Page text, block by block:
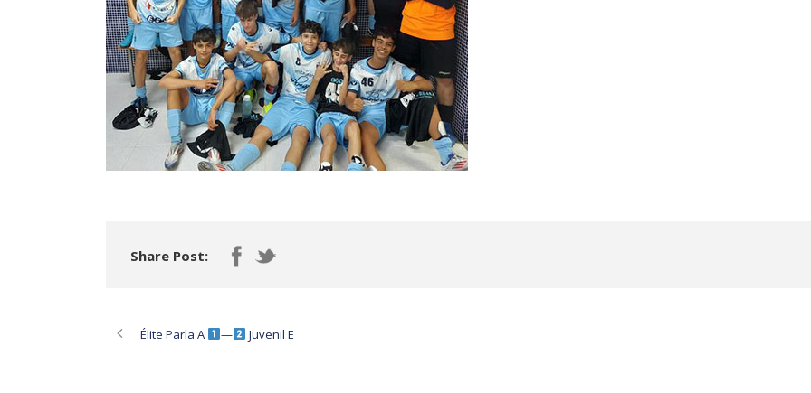
Share Post:
Élite Parla A — Juvenil E